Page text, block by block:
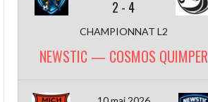
2 - 4
CHAMPIONNAT L2
NEWSTIC — COSMOS QUIMPER